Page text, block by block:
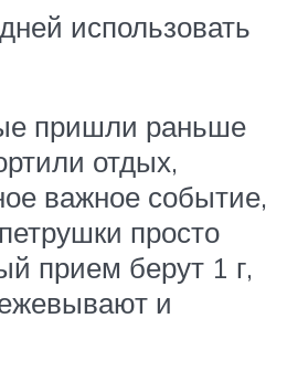
использовать
пришли раньше
отдых,
важное событие,
просто
прием берут 1 г,
и